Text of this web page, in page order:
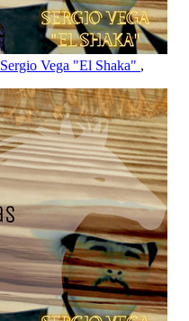
Sergio Vega "El Shaka" ,